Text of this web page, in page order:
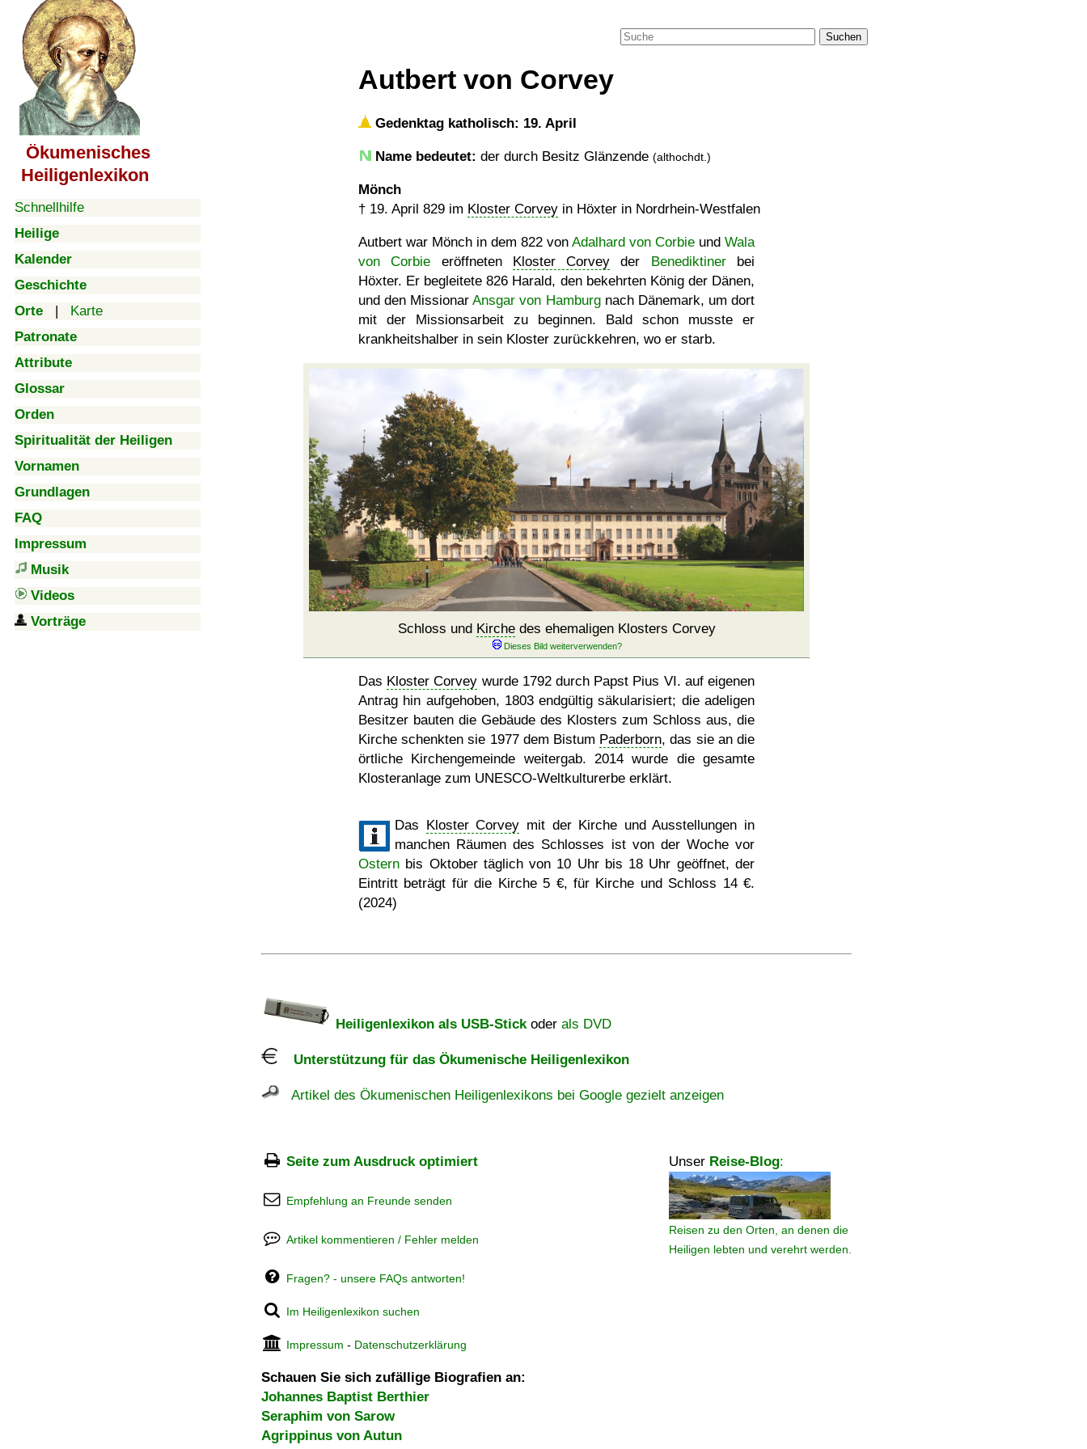
Ökumenisches
Heiligenlexikon
Schnellhilfe
Heilige
Kalender
Geschichte
Orte | Karte
Patronate
Attribute
Glossar
Orden
Spiritualität der Heiligen
Vornamen
Grundlagen
FAQ
Impressum
Musik
Videos
Vorträge
Suchen
Autbert von Corvey
Gedenktag katholisch: 19. April
Name bedeutet: der durch Besitz Glänzende (althochdt.)
Mönch
† 19. April 829 im Kloster Corvey in Höxter in Nordrhein-Westfalen
Autbert war Mönch in dem 822 von Adalhard von Corbie und Wala
von Corbie eröffneten Kloster Corvey der Benediktinerbei
Höxter. Er begleitete 826 Harald, den bekehrten König der Dänen,
und den MissionarAnsgar von Hamburgnach Dänemark, um dort
mit der Missionsarbeit zu beginnen. Bald schon musste er
krankheitshalber in sein Kloster zurückkehren, wo er starb.
Schloss und Kirchedes ehemaligen Klosters Corvey
Das Kloster Corvey wurde 1792 durch Papst Pius VI. auf eigenen
Antrag hin aufgehoben, 1803 endgültig säkularisiert; die adeligen
Besitzer bauten die Gebäude des Klosters zum Schloss aus, die
Kirche schenkten sie 1977 dem Bistum Paderborn, das sie an die
örtliche Kirchengemeinde weitergab. 2014 wurde die gesamte
Klosteranlage zum UNESCO-Weltkulturerbe erklärt.
Das Kloster Corvey mit der Kirche und Ausstellungen in
manchen Räumen des Schlosses ist von der Woche vor
Ostern bis Oktober täglich von 10 Uhr bis 18 Uhr geöffnet, der
Eintritt beträgt für die Kirche 5 €, für Kirche und Schloss 14 €.
(2024)
Heiligenlexikon als USB-Stickoder als DVD
Unterstützung für das Ökumenische Heiligenlexikon
Artikel des Ökumenischen Heiligenlexikons bei Google gezielt anzeigen
Seite zum Ausdruck optimiert Unser Reise-Blog:
Reisen zu den Orten, an denen die
Heiligen lebten und verehrt werden.
Empfehlung an Freunde senden
Artikel kommentieren / Fehler melden
Fragen? - unsere FAQs antworten!
Im Heiligenlexikon suchen
Impressum - Datenschutzerklärung
Schauen Sie sich zufällige Biografien an:
Johannes Baptist Berthier
Seraphim von Sarow
Agrippinus von Autun